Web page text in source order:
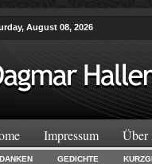
August 08, 2026
Impressum Über
GEDICHTE